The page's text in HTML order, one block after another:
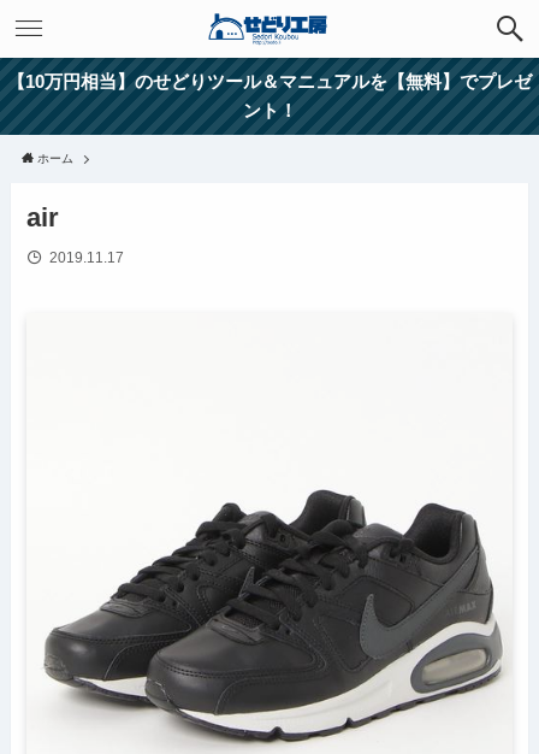
【10万円相当】のせどりツール＆マニュアルを【無料】でプレゼ
ント！
ホーム
air
2019.11.17